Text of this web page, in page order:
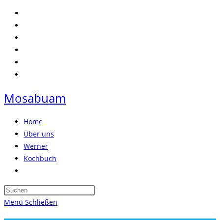
Zum
Inhalt
springen
Mosabuam
Home
Über uns
Werner
Kochbuch
umschalten
Press
Menü Schließen